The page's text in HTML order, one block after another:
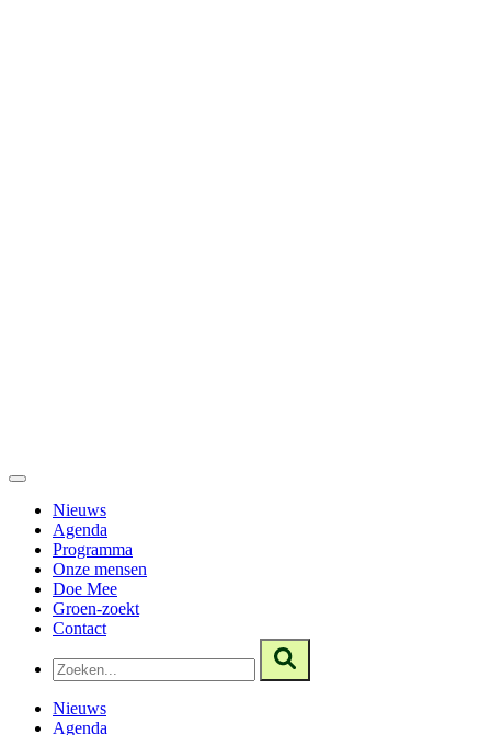
Nieuws
Agenda
Programma
Onze mensen
Doe Mee
Groen-zoekt
Contact
Nieuws
Agenda